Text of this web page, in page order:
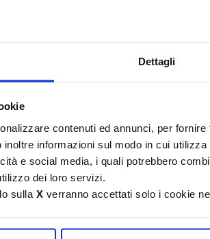
Dettagli
contenuti ed annunci, per
inoltre informazioni sul modo in cui
e social media, i quali potrebbero
dei loro servizi.
sulla X verranno accettati solo i cookie